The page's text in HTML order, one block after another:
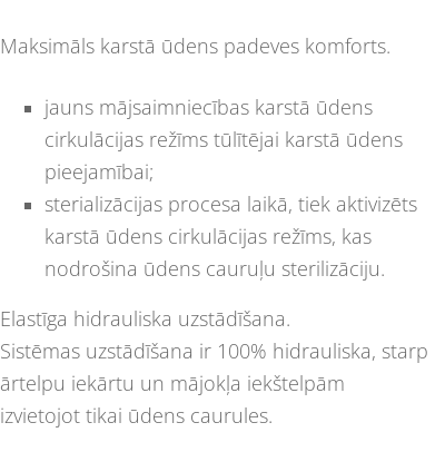
Maksimāls karstā ūdens padeves komforts.
jauns mājsaimniecības karstā ūdens
cirkulācijas režīms tūlītējai karstā ūdens
pieejamībai;
sterializācijas procesa laikā, tiek aktivizēts
karstā ūdens cirkulācijas režīms, kas
nodrošina ūdens cauruļu sterilizāciju.
Elastīga hidrauliska uzstādīšana.
Sistēmas uzstādīšana ir 100% hidrauliska, starp
ārtelpu iekārtu un mājokļa iekštelpām
izvietojot tikai ūdens caurules.